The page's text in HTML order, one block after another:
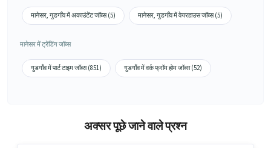
मानेसर, गुडगाँव में अकाउंटेंट जॉब्स (5) मानेसर, गुडगाँव में वेयरहाउस जॉब्स (5)
मानेसर में ट्रेंडिंग जॉब्स
गुडगाँव में पार्ट टाइम जॉब्स (851) गुडगाँव में वर्क फ्रॉम होम जॉब्स (52)
अक्सर पूछे जाने वाले प्रश्न